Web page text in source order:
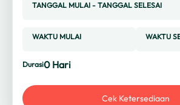
TANGGAL MULAI - TANGGAL SELESAI
WAKTU MULAI WAKTU
Durasi0 Hari
Cek Ketersediaan